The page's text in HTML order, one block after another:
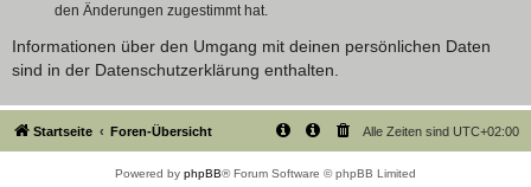
den Änderungen zugestimmt hat.
Informationen über den Umgang mit deinen persönlichen Daten
sind in der Datenschutzerklärung enthalten.
Startseite Foren-Übersicht Alle Zeiten sind UTC+02:00
Powered by phpBB® Forum Software © phpBB Limited